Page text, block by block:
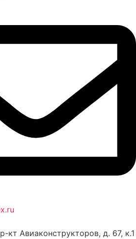
кт Авиаконструкторов, д. 67, к.1